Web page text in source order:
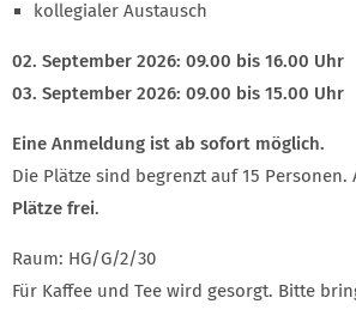
kollegialer Austausch
02. September 2026: 09.00 bis 16.00 Uhr
03. September 2026: 09.00 bis 15.00 Uhr
Eine Anmeldung ist ab sofort möglich.
Die Plätze sind begrenzt auf 15
Plätze frei.
Raum: HG/G/2/30
Für Kaffee und Tee wird gesorgt. Bitte